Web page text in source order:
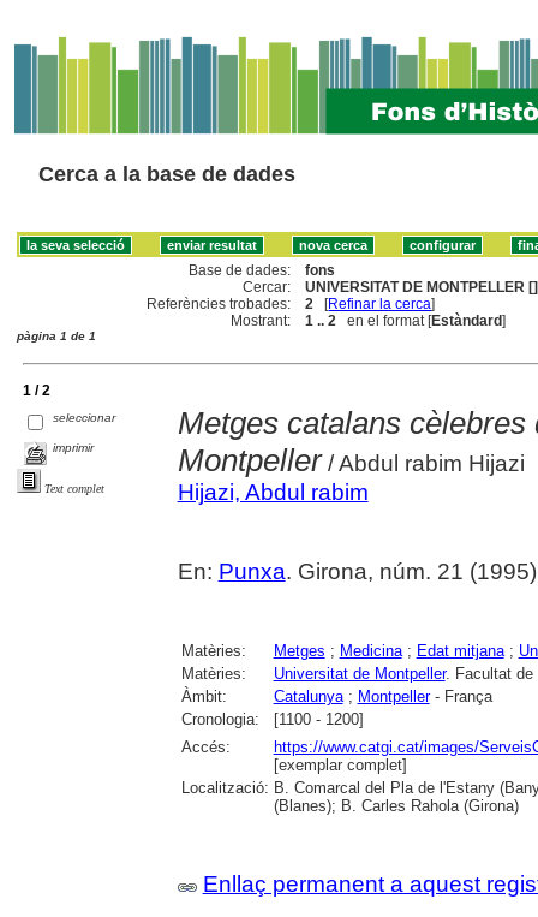
Cerca a la base de dades
Base de dades:
fons
Cercar:
UNIVERSITAT DE MONTPELLER []
Referències trobades:
2 [Refinar la cerca]
Mostrant:
1 .. 2 en el format [Estàndard]
pàgina 1 de 1
1 / 2
seleccionar
imprimir
Text complet
Metges catalans
Montpeller/ Abdul rabim Hijazi
Hijazi, Abdul rabim
En: Punxa. Girona, núm. 21
Matèries: Metges ; Medicina; Edat mitjana;
Matèries:
Universitat de Montpeller. Facultat de
Àmbit:
Catalunya; Montpeller- França
Cronologia:
[1100 - 1200]
Accés:
https://www.catgi.cat/images/
[exemplar complet]
Localització: B. Comarcal del Pla de l'Estany
(Blanes); B. Carles Rahola (Girona)
Enllaç permanent a aquest